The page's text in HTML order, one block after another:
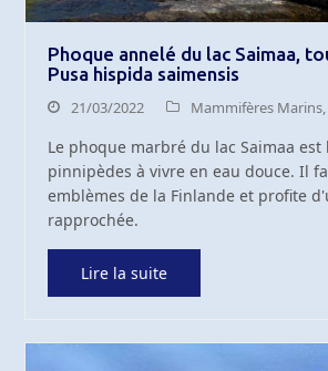
Phoque annelé du lac Saimaa,
Pusa hispida saimensis
21/03/2022 Mammifères Marins,
Le phoque marbré du lac Saimaa
pinnipèdes à vivre en eau douce. Il
emblèmes de la Finlande et profite
rapprochée.
Lire la suite